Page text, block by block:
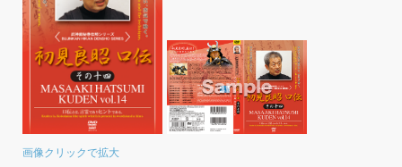
画像クリックで拡大